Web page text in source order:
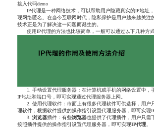
接入代码demo
IP代理是一种网络技术，可以帮助用户隐藏真实的IP地址
现网络匿名。在当今互联网时代，隐私保护是用户越来越关注
技术正是为了解决这一问题而诞生的。
使用IP代理的方法也比较简单，一般可以通过以下几种方
1. 手动设置代理服务器：在计算机或手机的网络设置中，
IP地址和端口号，即可实现通过代理服务器上网。
2. 使用代理软件：市面上有很多代理软件可供选择，用户
理软件，根据软件提供的操作指引设置代理服务器，即可实现
3.浏览器插件：有些浏览器也提供了代理插件，用户只需
按照插件提供的操作指引设置代理服务器，即可实现IP代理